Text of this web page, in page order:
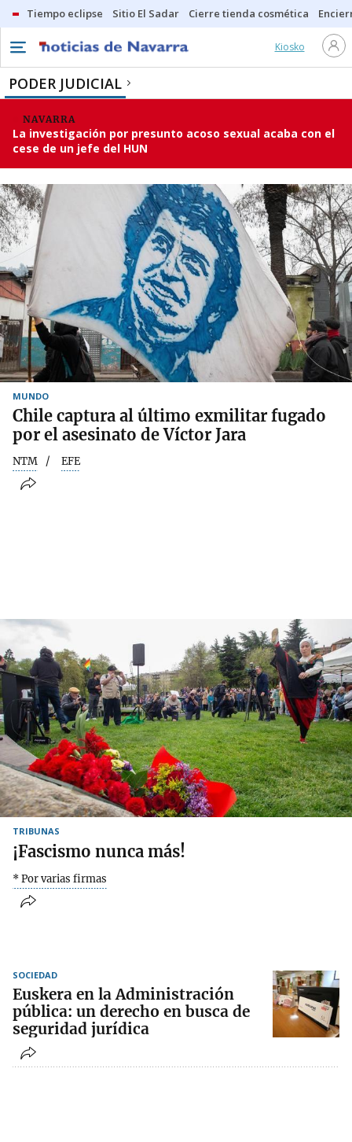
Tiempo eclipse Sitio El Sadar Cierre tienda cosmética
Kiosko
PODER JUDICIAL
NAVARRA
La investigación por presunto acoso sexual acaba con el
cese de un jefe del HUN
MUNDO
Chile captura al último exmilitar fugado
por el asesinato de Víctor Jara
NTM EFE
TRIBUNAS
¡Fascismo nunca más!
* Por varias firmas
SOCIEDAD
Euskera en la Administración
pública: un derecho en busca de
seguridad jurídica